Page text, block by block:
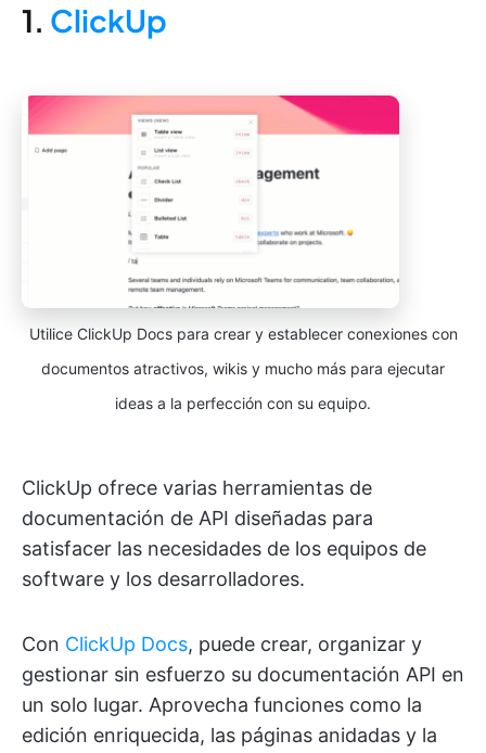
1. ClickUp
Utilice ClickUp Docs para crear y establecer conexiones con
documentos atractivos, wikis y mucho más para ejecutar
ideas a la perfección con su equipo.
ClickUp ofrece varias herramientas de
documentación de API diseñadas para
satisfacer las necesidades de los equipos de
software y los desarrolladores.
Con ClickUp Docs, puede crear, organizar y
gestionar sin esfuerzo su documentación API en
un solo lugar. Aprovecha funciones como la
edición enriquecida, las páginas anidadas y la